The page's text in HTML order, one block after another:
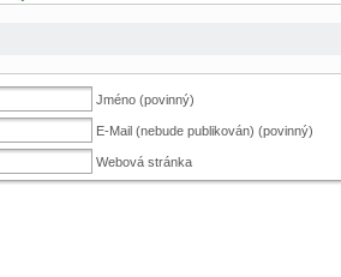
Jméno (povinný)
E-Mail (nebude publikován) (povinný)
Webová stránka